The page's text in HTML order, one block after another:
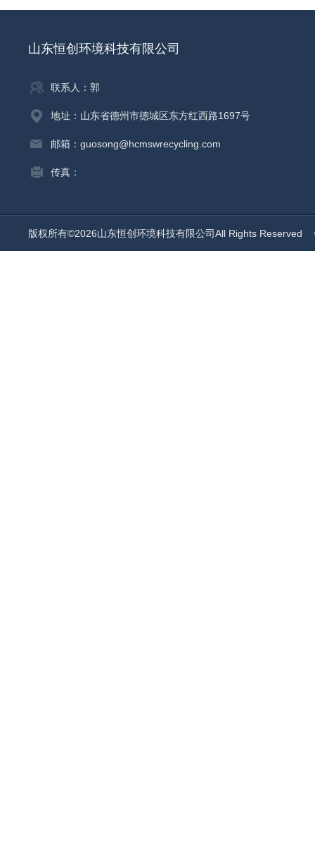
山东恒创环境科技有限公司
联系人：郭
地址：山东省德州市德城区东方红西路1697号
邮箱：guosong@hcmswrecycling.com
传真：
版权所有©2026山东恒创环境科技有限公司All Rights Reserved